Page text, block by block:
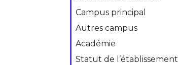
Campus principal
Autres campus
Académie
Statut de l’établissement